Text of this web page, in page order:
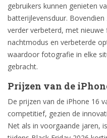
gebruikers kunnen genieten
batterijlevensduur. Bovendien
verder verbeterd, met nieuwe
nachtmodus en verbeterde
waardoor fotografie in elke
gebracht.
Prijzen van de
De prijzen van de iPhone 16
competitief, gezien de
Net als in voorgaande jaren,